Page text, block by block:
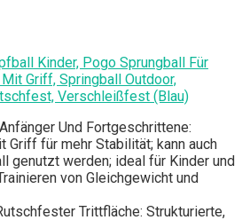
Kinder, Pogo Sprungball Für
Griff, Springball Outdoor,
Verschleißfest (Blau)
Und Fortgeschrittene:
Griff für mehr Stabilität; kann auch
genutzt werden; ideal für Kinder und
von Gleichgewicht und
Trittfläche: Strukturierte,